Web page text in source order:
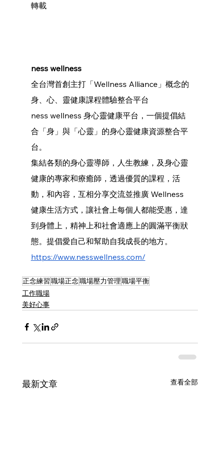
轉載
ness wellness
全台灣首創主打「Wellness Alliance」概念的
身、心、靈健康課程體驗整合平台
ness wellness 身心靈健康平台，一個提倡結
合「身」與「心靈」的身心靈健康資源整合平
台。
集結各類的身心靈導師，人生教練，及身心靈
健康的專家和療癒師，透過優質的課程，活
動，和內容，互相分享交流並推廣 Wellness
健康生活方式，讓社會上每個人都能受惠，達
到身體上，精神上和社會適應上的圓滿平衡狀
態。提倡愛自己和幫助自我成長的地方。
https://www.nesswellness.com/
正念練習職場正念職場壓力管理職場平衡
工作職場
美好心事
最新文章 查看全部